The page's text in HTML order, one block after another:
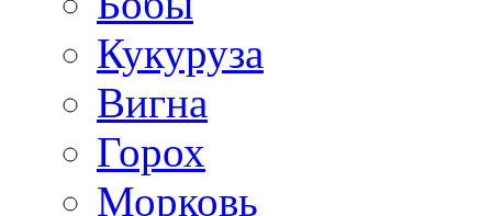
Кукуруза
Вигна
Горох
Морковь